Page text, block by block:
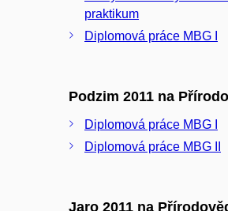
praktikum
Diplomová práce MBG I
Podzim 2011 na
Diplomová práce MBG I
Diplomová práce MBG II
Jaro 2011 na